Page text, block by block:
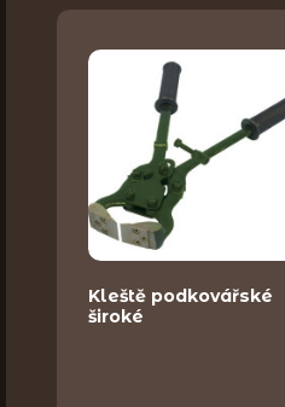
Kleště podkovářské
široké